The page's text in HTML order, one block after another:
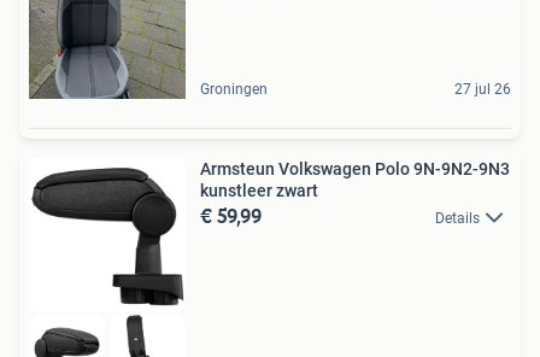
Groningen 27 jul 26
Armsteun Volkswagen Polo 9N-9N2-9N3
kunstleer zwart
€ 59,99 Details